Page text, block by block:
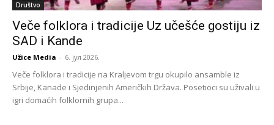
Društvo
Veče folklora i tradicije Uz učešće gostiju iz
SAD i Kande
Užice Media - 6. јул 2026.
Veče folklora i tradicije na Kraljevom trgu okupilo ansamble iz
Srbije, Kanade i Sjedinjenih Američkih Država. Posetioci su uživali u
igri domaćih folklornih grupa...